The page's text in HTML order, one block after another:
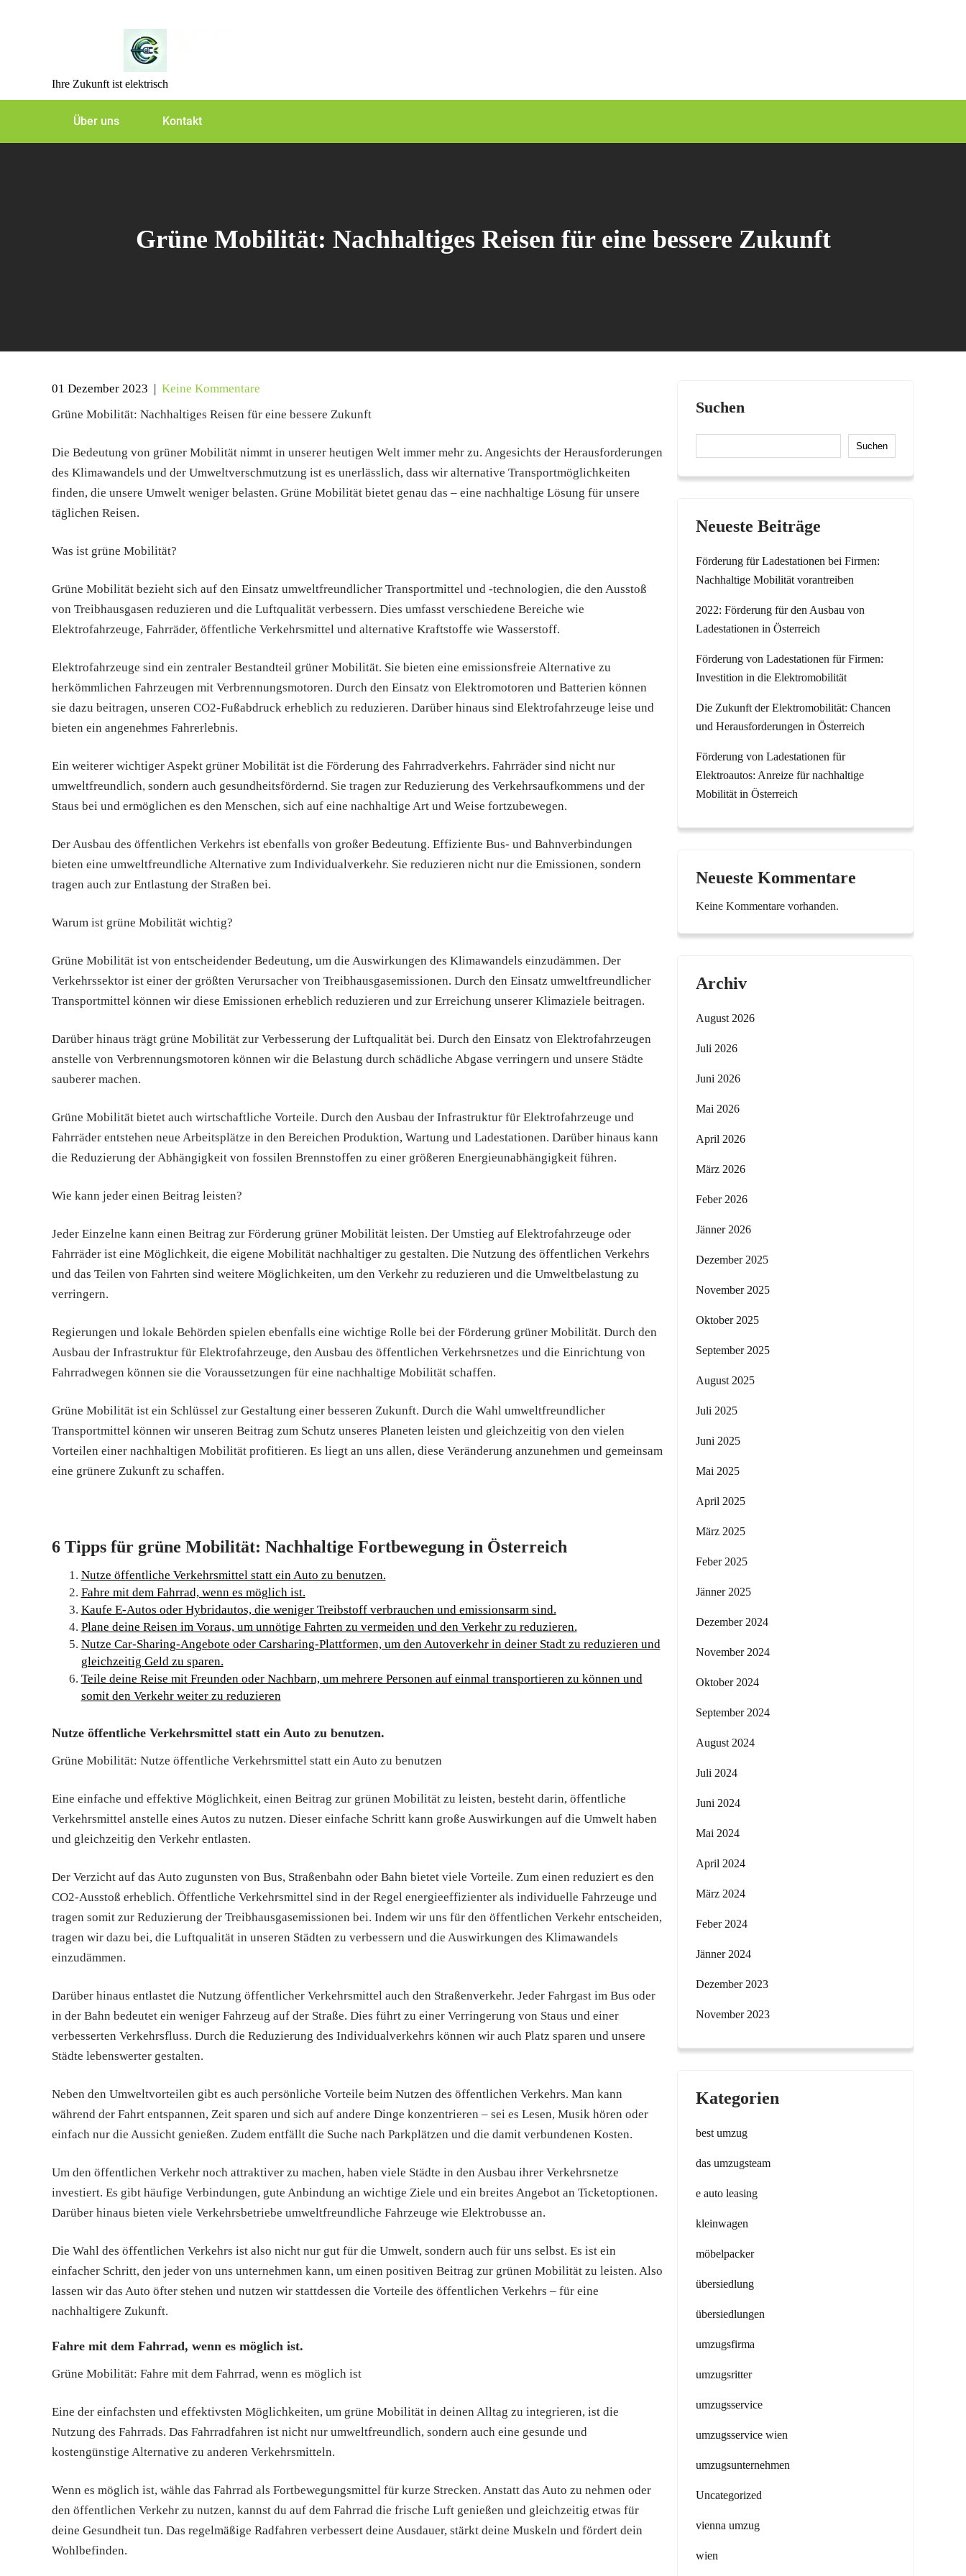
Ihre Zukunft ist elektrisch
Über uns Kontakt
Grüne Mobilität: Nachhaltiges Reisen für eine bessere Zukunft
01 Dezember 2023 | Keine Kommentare
Grüne Mobilität: Nachhaltiges Reisen für eine bessere Zukunft
Die Bedeutung von grüner Mobilität nimmt in unserer heutigen Welt immer mehr zu. Angesichts der Herausforderungen
des Klimawandels und der Umweltverschmutzung ist es unerlässlich, dass wir alternative Transportmöglichkeiten
finden, die unsere Umwelt weniger belasten. Grüne Mobilität bietet genau das – eine nachhaltige Lösung für unsere
täglichen Reisen.
Was ist grüne Mobilität?
Grüne Mobilität bezieht sich auf den Einsatz umweltfreundlicher Transportmittel und -technologien, die den Ausstoß
von Treibhausgasen reduzieren und die Luftqualität verbessern. Dies umfasst verschiedene Bereiche wie
Elektrofahrzeuge, Fahrräder, öffentliche Verkehrsmittel und alternative Kraftstoffe wie Wasserstoff.
Elektrofahrzeuge sind ein zentraler Bestandteil grüner Mobilität. Sie bieten eine emissionsfreie Alternative zu
herkömmlichen Fahrzeugen mit Verbrennungsmotoren. Durch den Einsatz von Elektromotoren und Batterien können
sie dazu beitragen, unseren CO2-Fußabdruck erheblich zu reduzieren. Darüber hinaus sind Elektrofahrzeuge leise und
bieten ein angenehmes Fahrerlebnis.
Ein weiterer wichtiger Aspekt grüner Mobilität ist die Förderung des Fahrradverkehrs. Fahrräder sind nicht nur
umweltfreundlich, sondern auch gesundheitsfördernd. Sie tragen zur Reduzierung des Verkehrsaufkommens und der
Staus bei und ermöglichen es den Menschen, sich auf eine nachhaltige Art und Weise fortzubewegen.
Der Ausbau des öffentlichen Verkehrs ist ebenfalls von großer Bedeutung. Effiziente Bus- und Bahnverbindungen
bieten eine umweltfreundliche Alternative zum Individualverkehr. Sie reduzieren nicht nur die Emissionen, sondern
tragen auch zur Entlastung der Straßen bei.
Warum ist grüne Mobilität wichtig?
Grüne Mobilität ist von entscheidender Bedeutung, um die Auswirkungen des Klimawandels einzudämmen. Der
Verkehrssektor ist einer der größten Verursacher von Treibhausgasemissionen. Durch den Einsatz umweltfreundlicher
Transportmittel können wir diese Emissionen erheblich reduzieren und zur Erreichung unserer Klimaziele beitragen.
Darüber hinaus trägt grüne Mobilität zur Verbesserung der Luftqualität bei. Durch den Einsatz von Elektrofahrzeugen
anstelle von Verbrennungsmotoren können wir die Belastung durch schädliche Abgase verringern und unsere Städte
sauberer machen.
Grüne Mobilität bietet auch wirtschaftliche Vorteile. Durch den Ausbau der Infrastruktur für Elektrofahrzeuge und
Fahrräder entstehen neue Arbeitsplätze in den Bereichen Produktion, Wartung und Ladestationen. Darüber hinaus kann
die Reduzierung der Abhängigkeit von fossilen Brennstoffen zu einer größeren Energieunabhängigkeit führen.
Wie kann jeder einen Beitrag leisten?
Jeder Einzelne kann einen Beitrag zur Förderung grüner Mobilität leisten. Der Umstieg auf Elektrofahrzeuge oder
Fahrräder ist eine Möglichkeit, die eigene Mobilität nachhaltiger zu gestalten. Die Nutzung des öffentlichen Verkehrs
und das Teilen von Fahrten sind weitere Möglichkeiten, um den Verkehr zu reduzieren und die Umweltbelastung zu
verringern.
Regierungen und lokale Behörden spielen ebenfalls eine wichtige Rolle bei der Förderung grüner Mobilität. Durch den
Ausbau der Infrastruktur für Elektrofahrzeuge, den Ausbau des öffentlichen Verkehrsnetzes und die Einrichtung von
Fahrradwegen können sie die Voraussetzungen für eine nachhaltige Mobilität schaffen.
Grüne Mobilität ist ein Schlüssel zur Gestaltung einer besseren Zukunft. Durch die Wahl umweltfreundlicher
Transportmittel können wir unseren Beitrag zum Schutz unseres Planeten leisten und gleichzeitig von den vielen
Vorteilen einer nachhaltigen Mobilität profitieren. Es liegt an uns allen, diese Veränderung anzunehmen und gemeinsam
eine grünere Zukunft zu schaffen.
6 Tipps für grüne Mobilität: Nachhaltige Fortbewegung in Österreich
Nutze öffentliche Verkehrsmittel statt ein Auto zu benutzen.
Fahre mit dem Fahrrad, wenn es möglich ist.
Kaufe E-Autos oder Hybridautos, die weniger Treibstoff verbrauchen und emissionsarm sind.
Plane deine Reisen im Voraus, um unnötige Fahrten zu vermeiden und den Verkehr zu reduzieren.
Nutze Car-Sharing-Angebote oder Carsharing-Plattformen, um den Autoverkehr in deiner Stadt zu reduzieren und
gleichzeitig Geld zu sparen.
Teile deine Reise mit Freunden oder Nachbarn, um mehrere Personen auf einmal transportieren zu können und
somit den Verkehr weiter zu reduzieren
Nutze öffentliche Verkehrsmittel statt ein Auto zu benutzen.
Grüne Mobilität: Nutze öffentliche Verkehrsmittel statt ein Auto zu benutzen
Eine einfache und effektive Möglichkeit, einen Beitrag zur grünen Mobilität zu leisten, besteht darin, öffentliche
Verkehrsmittel anstelle eines Autos zu nutzen. Dieser einfache Schritt kann große Auswirkungen auf die Umwelt haben
und gleichzeitig den Verkehr entlasten.
Der Verzicht auf das Auto zugunsten von Bus, Straßenbahn oder Bahn bietet viele Vorteile. Zum einen reduziert es den
CO2-Ausstoß erheblich. Öffentliche Verkehrsmittel sind in der Regel energieeffizienter als individuelle Fahrzeuge und
tragen somit zur Reduzierung der Treibhausgasemissionen bei. Indem wir uns für den öffentlichen Verkehr entscheiden,
tragen wir dazu bei, die Luftqualität in unseren Städten zu verbessern und die Auswirkungen des Klimawandels
einzudämmen.
Darüber hinaus entlastet die Nutzung öffentlicher Verkehrsmittel auch den Straßenverkehr. Jeder Fahrgast im Bus oder
in der Bahn bedeutet ein weniger Fahrzeug auf der Straße. Dies führt zu einer Verringerung von Staus und einer
verbesserten Verkehrsfluss. Durch die Reduzierung des Individualverkehrs können wir auch Platz sparen und unsere
Städte lebenswerter gestalten.
Neben den Umweltvorteilen gibt es auch persönliche Vorteile beim Nutzen des öffentlichen Verkehrs. Man kann
während der Fahrt entspannen, Zeit sparen und sich auf andere Dinge konzentrieren – sei es Lesen, Musik hören oder
einfach nur die Aussicht genießen. Zudem entfällt die Suche nach Parkplätzen und die damit verbundenen Kosten.
Um den öffentlichen Verkehr noch attraktiver zu machen, haben viele Städte in den Ausbau ihrer Verkehrsnetze
investiert. Es gibt häufige Verbindungen, gute Anbindung an wichtige Ziele und ein breites Angebot an Ticketoptionen.
Darüber hinaus bieten viele Verkehrsbetriebe umweltfreundliche Fahrzeuge wie Elektrobusse an.
Die Wahl des öffentlichen Verkehrs ist also nicht nur gut für die Umwelt, sondern auch für uns selbst. Es ist ein
einfacher Schritt, den jeder von uns unternehmen kann, um einen positiven Beitrag zur grünen Mobilität zu leisten. Also
lassen wir das Auto öfter stehen und nutzen wir stattdessen die Vorteile des öffentlichen Verkehrs – für eine
nachhaltigere Zukunft.
Fahre mit dem Fahrrad, wenn es möglich ist.
Grüne Mobilität: Fahre mit dem Fahrrad, wenn es möglich ist
Eine der einfachsten und effektivsten Möglichkeiten, um grüne Mobilität in deinen Alltag zu integrieren, ist die
Nutzung des Fahrrads. Das Fahrradfahren ist nicht nur umweltfreundlich, sondern auch eine gesunde und
kostengünstige Alternative zu anderen Verkehrsmitteln.
Wenn es möglich ist, wähle das Fahrrad als Fortbewegungsmittel für kurze Strecken. Anstatt das Auto zu nehmen oder
den öffentlichen Verkehr zu nutzen, kannst du auf dem Fahrrad die frische Luft genießen und gleichzeitig etwas für
deine Gesundheit tun. Das regelmäßige Radfahren verbessert deine Ausdauer, stärkt deine Muskeln und fördert dein
Wohlbefinden.
Suchen
Suchen
Neueste Beiträge
Förderung für Ladestationen bei Firmen:
Nachhaltige Mobilität vorantreiben
2022: Förderung für den Ausbau von
Ladestationen in Österreich
Förderung von Ladestationen für Firmen:
Investition in die Elektromobilität
Die Zukunft der Elektromobilität: Chancen
und Herausforderungen in Österreich
Förderung von Ladestationen für
Elektroautos: Anreize für nachhaltige
Mobilität in Österreich
Neueste Kommentare
Keine Kommentare vorhanden.
Archiv
August 2026
Juli 2026
Juni 2026
Mai 2026
April 2026
März 2026
Feber 2026
Jänner 2026
Dezember 2025
November 2025
Oktober 2025
September 2025
August 2025
Juli 2025
Juni 2025
Mai 2025
April 2025
März 2025
Feber 2025
Jänner 2025
Dezember 2024
November 2024
Oktober 2024
September 2024
August 2024
Juli 2024
Juni 2024
Mai 2024
April 2024
März 2024
Feber 2024
Jänner 2024
Dezember 2023
November 2023
Kategorien
best umzug
das umzugsteam
e auto leasing
kleinwagen
möbelpacker
übersiedlung
übersiedlungen
umzugsfirma
umzugsritter
umzugsservice
umzugsservice wien
umzugsunternehmen
Uncategorized
vienna umzug
wien